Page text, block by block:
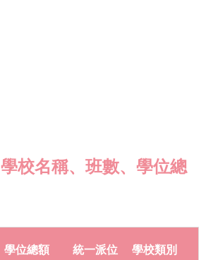
學校名稱、班數、學位總
學位總額 統一派位 學校類別